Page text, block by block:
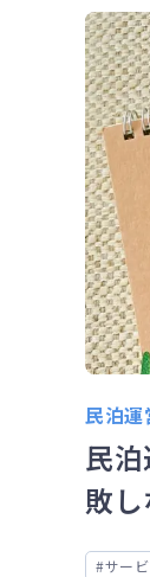
民泊運
民
敗
サー